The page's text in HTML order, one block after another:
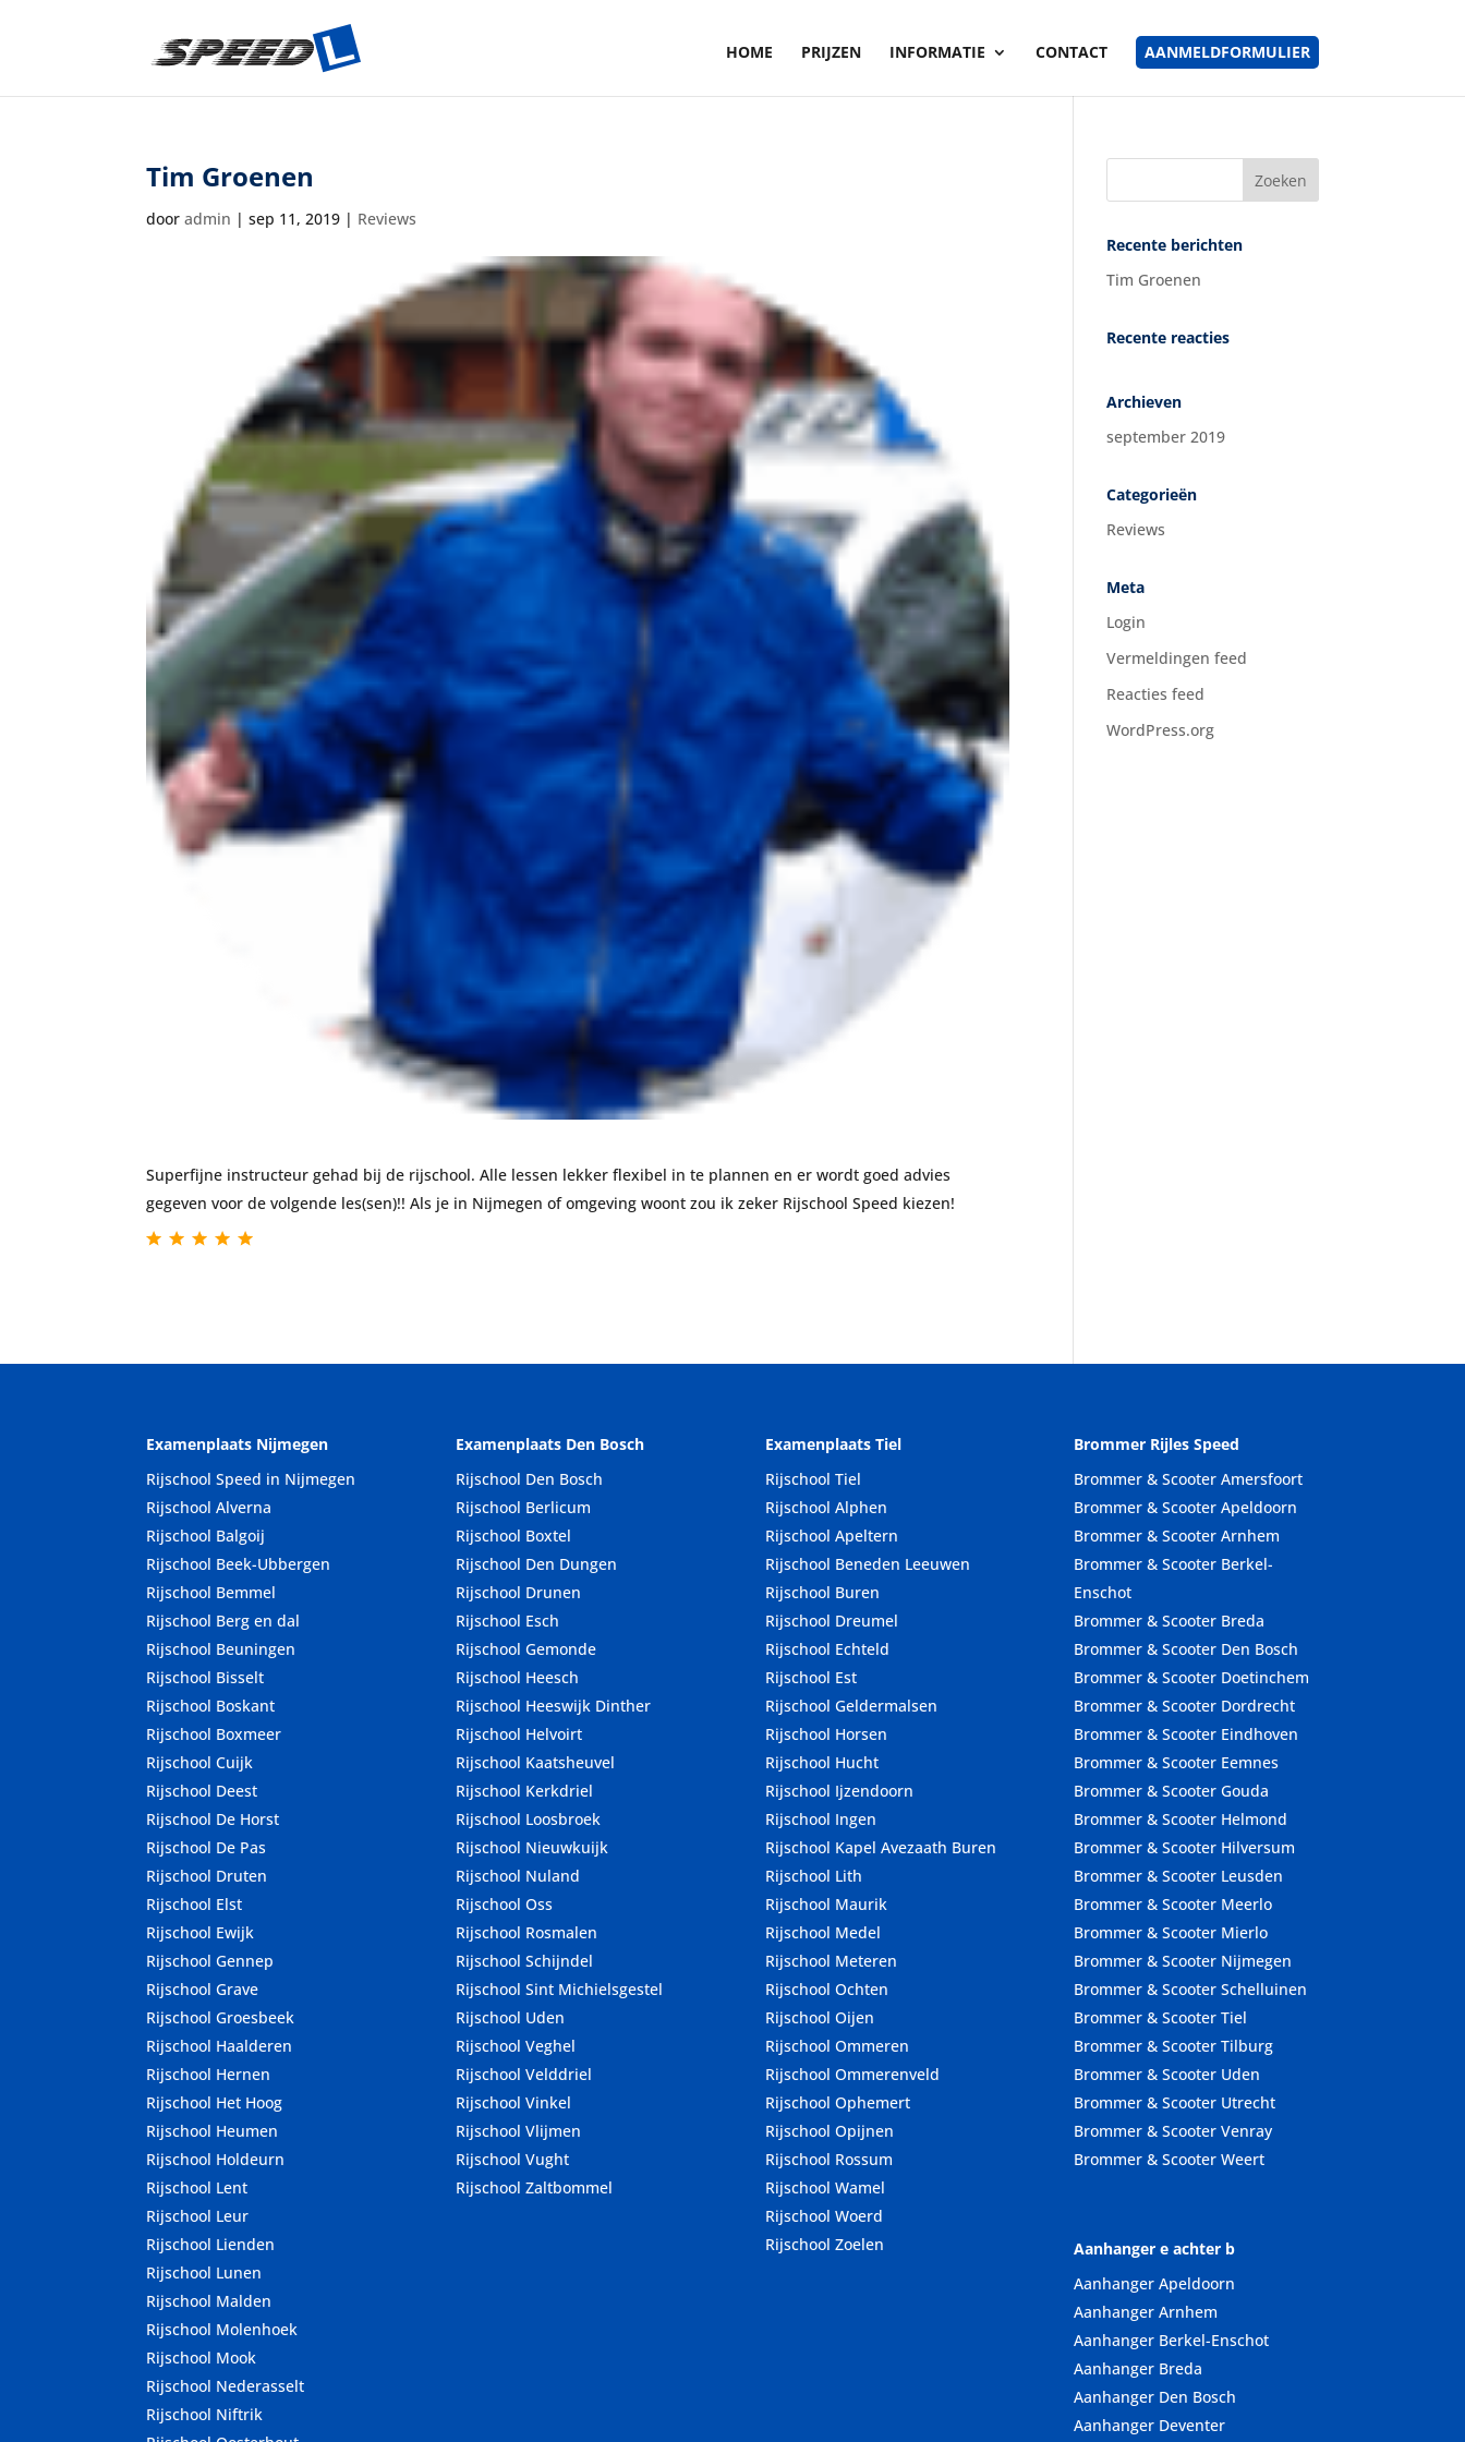
HOME PRIJZEN INFORMATIE CONTACT AANMELDFORMULIER
Tim Groenen
dooradmin |sep 11, 2019 | Reviews
Superfijne instructeur gehad bij de rijschool. Alle lessen lekker flexibel in te plannen en er wordt goed advies
gegeven voor de volgende les(sen)!! Als je in Nijmegen of omgeving woont zou ik zeker Rijschool Speed kiezen!
Recente berichten
Tim Groenen
Recente reacties
Archieven
september 2019
Categorieën
Reviews
Meta
Login
Vermeldingen feed
Reacties feed
WordPress.org
Examenplaats Nijmegen
Rijschool Speed in Nijmegen
Rijschool Alverna
Rijschool Balgoij
Rijschool Beek-Ubbergen
Rijschool Bemmel
Rijschool Berg en dal
Rijschool Beuningen
Rijschool Bisselt
Rijschool Boskant
Rijschool Boxmeer
Rijschool Cuijk
Rijschool Deest
Rijschool De Horst
Rijschool De Pas
Rijschool Druten
Rijschool Elst
Rijschool Ewijk
Rijschool Gennep
Rijschool Grave
Rijschool Groesbeek
Rijschool Haalderen
Rijschool Hernen
Rijschool Het Hoog
Rijschool Heumen
Rijschool Holdeurn
Rijschool Lent
Rijschool Leur
Rijschool Lienden
Rijschool Lunen
Rijschool Malden
Rijschool Molenhoek
Rijschool Mook
Rijschool Nederasselt
Rijschool Niftrik
Examenplaats Den Bosch
Rijschool Den Bosch
Rijschool Berlicum
Rijschool Boxtel
Rijschool Den Dungen
Rijschool Drunen
Rijschool Esch
Rijschool Gemonde
Rijschool Heesch
Rijschool Heeswijk Dinther
Rijschool Helvoirt
Rijschool Kaatsheuvel
Rijschool Kerkdriel
Rijschool Loosbroek
Rijschool Nieuwkuijk
Rijschool Nuland
Rijschool Oss
Rijschool Rosmalen
Rijschool Schijndel
Rijschool Sint Michielsgestel
Rijschool Uden
Rijschool Veghel
Rijschool Velddriel
Rijschool Vinkel
Rijschool Vlijmen
Rijschool Vught
Rijschool Zaltbommel
Examenplaats Tiel
Rijschool Tiel
Rijschool Alphen
Rijschool Apeltern
Rijschool Beneden Leeuwen
Rijschool Buren
Rijschool Dreumel
Rijschool Echteld
Rijschool Est
Rijschool Geldermalsen
Rijschool Horsen
Rijschool Hucht
Rijschool Ijzendoorn
Rijschool Ingen
Rijschool Kapel Avezaath Buren
Rijschool Lith
Rijschool Maurik
Rijschool Medel
Rijschool Meteren
Rijschool Ochten
Rijschool Oijen
Rijschool Ommeren
Rijschool Ommerenveld
Rijschool Ophemert
Rijschool Opijnen
Rijschool Rossum
Rijschool Wamel
Rijschool Woerd
Rijschool Zoelen
Brommer Rijles Speed
Brommer & Scooter Amersfoort
Brommer & Scooter Apeldoorn
Brommer & Scooter Arnhem
Brommer & Scooter Berkel-
Enschot
Brommer & Scooter Breda
Brommer & Scooter Den Bosch
Brommer & Scooter Doetinchem
Brommer & Scooter Dordrecht
Brommer & Scooter Eindhoven
Brommer & Scooter Eemnes
Brommer & Scooter Gouda
Brommer & Scooter Helmond
Brommer & Scooter Hilversum
Brommer & Scooter Leusden
Brommer & Scooter Meerlo
Brommer & Scooter Mierlo
Brommer & Scooter Nijmegen
Brommer & Scooter Schelluinen
Brommer & Scooter Tiel
Brommer & Scooter Tilburg
Brommer & Scooter Uden
Brommer & Scooter Utrecht
Brommer & Scooter Venray
Brommer & Scooter Weert
Aanhanger e achter b
Aanhanger Apeldoorn
Aanhanger Arnhem
Aanhanger Berkel-Enschot
Aanhanger Breda
Aanhanger Den Bosch
Aanhanger Deventer